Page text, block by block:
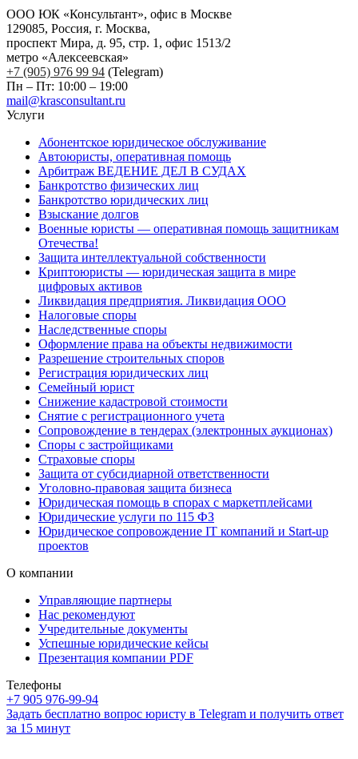
ООО ЮК «Консультант», офис в Москве
129085, Россия, г. Москва,
проспект Мира, д. 95, стр. 1, офис 1513/2
метро «Алексеевская»
+7 (905) 976 99 94 (Telegram)
Пн – Пт: 10:00 – 19:00
mail@krasconsultant.ru
Услуги
Абонентское юридическое обслуживание
Автоюристы, оперативная помощь
Арбитраж ВЕДЕНИЕ ДЕЛ В СУДАХ
Банкротство физических лиц
Банкротство юридических лиц
Взыскание долгов
Военные юристы — оперативная помощь защитникам
Отечества!
Защита интеллектуальной собственности
Криптоюристы — юридическая защита в мире
цифровых активов
Ликвидация предприятия. Ликвидация ООО
Налоговые споры
Наследственные споры
Оформление права на объекты недвижимости
Разрешение строительных споров
Регистрация юридических лиц
Семейный юрист
Снижение кадастровой стоимости
Снятие с регистрационного учета
Сопровождение в тендерах (электронных аукционах)
Споры с застройщиками
Страховые споры
Защита от субсидиарной ответственности
Уголовно-правовая защита бизнеса
Юридическая помощь в спорах с маркетплейсами
Юридические услуги по 115 ФЗ
Юридическое сопровождение IT компаний и Start-up
проектов
О компании
Управляющие партнеры
Нас рекомендуют
Учредительные документы
Успешные юридические кейсы
Презентация компании PDF
Телефоны
+7 905 976-99-94
Задать бесплатно вопрос юристу в Telegram и получить ответ
за 15 минут